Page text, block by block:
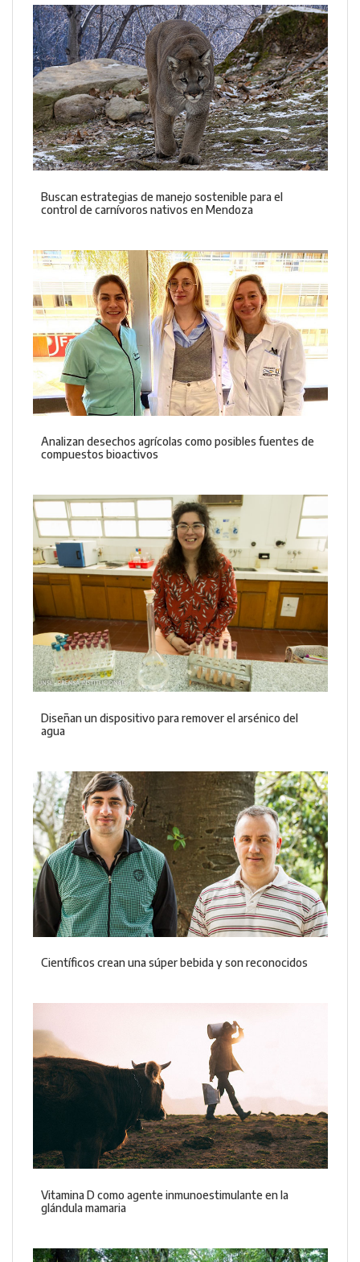
Buscan estrategias de manejo sostenible para el
control de carnívoros nativos en Mendoza
Analizan desechos agrícolas como posibles fuentes de
compuestos bioactivos
Diseñan un dispositivo para remover el arsénico del
agua
Científicos crean una súper bebida y son reconocidos
Vitamina D como agente inmunoestimulante en la
glándula mamaria